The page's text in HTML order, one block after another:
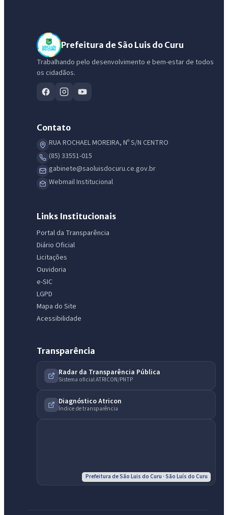
Prefeitura de São Luis do Curu
Trabalhando pelo desenvolvimento e bem-estar de todos
os cidadãos.
Contato
RUA ROCHAEL MOREIRA, Nº S/N CENTRO
(85) 33551-015
gabinete@saoluisdocuru.ce.gov.br
Webmail Institucional
Links Institucionais
Portal da Transparência
Diário Oficial
Licitações
Ouvidoria
e-SIC
LGPD
Mapa do Site
Acessibilidade
Transparência
Radar da Transparência Pública
Sistema oficial ATRICON/PNTP
Diagnóstico Atricon
Índice de transparência
Prefeitura de São Luis do Curu · São Luís do Curu